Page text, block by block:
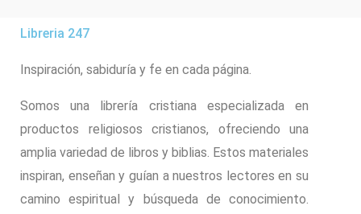
Libreria 247
Inspiración, sabiduría y fe en cada página.
Somos una librería cristiana especializada en
productos religiosos cristianos, ofreciendo una
amplia variedad de libros y biblias. Estos materiales
inspiran, enseñan y guían a nuestros lectores en su
camino espiritual y búsqueda de conocimiento.